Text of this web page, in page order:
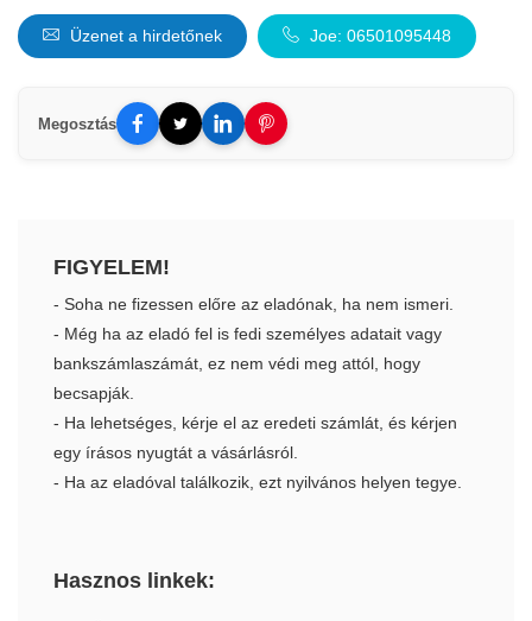
Üzenet a hirdetőnek Joe: 06501095448
Megosztás
FIGYELEM!
- Soha ne fizessen előre az eladónak, ha nem ismeri.
- Még ha az eladó fel is fedi személyes adatait vagy
bankszámlaszámát, ez nem védi meg attól, hogy
becsapják.
- Ha lehetséges, kérje el az eredeti számlát, és kérjen
egy írásos nyugtát a vásárlásról.
- Ha az eladóval találkozik, ezt nyilvános helyen tegye.
Hasznos linkek: